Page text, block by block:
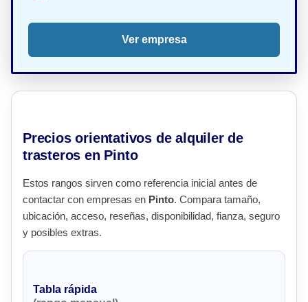
Ver empresa
Precios orientativos de alquiler de
trasteros en Pinto
Estos rangos sirven como referencia inicial antes de
contactar con empresas en Pinto. Compara tamaño,
ubicación, acceso, reseñas, disponibilidad, fianza, seguro
y posibles extras.
Tabla rápida